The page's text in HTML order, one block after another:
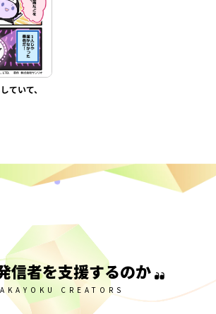
ていて、
信者を支援するのか
CREATORS